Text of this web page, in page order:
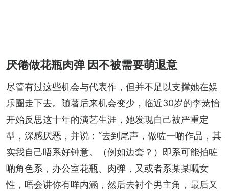
厌倦做花瓶肉弹 因不被需要萌退意
尽管有过这些机会与代表作，但并不足以支撑她在娱
乐圈走下去。随著后来机会变少，临近30岁的李茏怡
开始反思这十年的演艺生涯，她发现自己被严重定
型，深感厌恶，并说：“去到尾声，做咗一啲作品，其
实我自己唔系好钟意。（例如边套？）即系可能拍咗
啲角色系，办公室花瓶、肉弹，又或者系某某嘅女
性，唔会讲你有咩内涵，然后去衬个男主角，最后又